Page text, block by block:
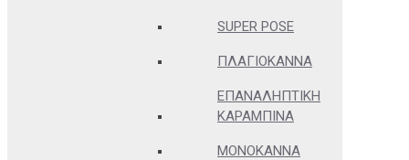
SUPER POSE
ΠΛΑΓΙΌΚΑΝΝΑ
ΕΠΑΝΑΛΗΠΤΙΚΉ
ΚΑΡΑΜΠΊΝΑ
ΜΟΝΌΚΑΝΝΑ